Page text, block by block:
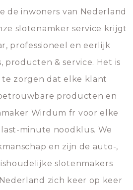
de inwoners van Nederland
slotenamker service krijgt
professioneel en eerlijk
producten & service. Het is
te zorgen dat elke klant
producten en
Wirdum fr voor elke
minute noodklus. We
en zijn de auto-,
slotenmakers
zich keer op keer